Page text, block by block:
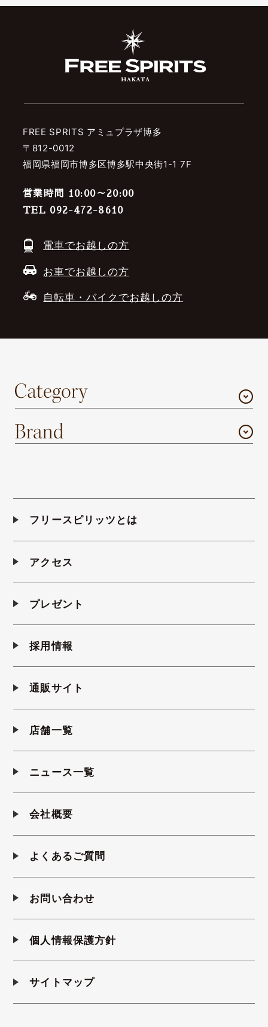
FREE SPRITS アミュプラザ博多
〒812-0012
福岡県福岡市博多区博多駅中央街1-1 7F
営業時間 10:00～20:00
TEL 092-472-8610
電車でお越しの方
お車でお越しの方
自転車・バイクでお越しの方
フリースピリッツとは
アクセス
プレゼント
採用情報
通販サイト
店舗一覧
ニュース一覧
会社概要
よくあるご質問
お問い合わせ
個人情報保護方針
サイトマップ